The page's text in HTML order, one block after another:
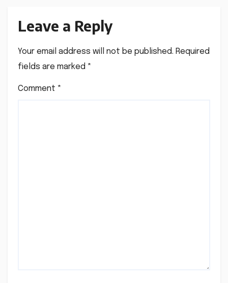
Leave a Reply
Your email address will not be published. Required
fields are marked *
Comment *